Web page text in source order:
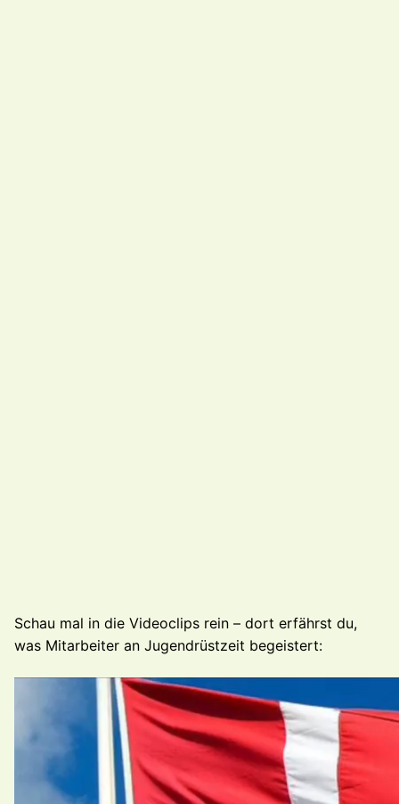
Schau mal in die Videoclips rein – dort erfährst du,
was Mitarbeiter an Jugendrüstzeit begeistert: